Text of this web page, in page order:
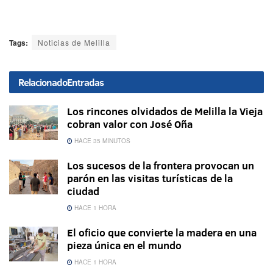
Tags: Noticias de Melilla
RelacionadoEntradas
Los rincones olvidados de Melilla la Vieja
cobran valor con José Oña
HACE 35 MINUTOS
Los sucesos de la frontera provocan un
parón en las visitas turísticas de la
ciudad
HACE 1 HORA
El oficio que convierte la madera en una
pieza única en el mundo
HACE 1 HORA